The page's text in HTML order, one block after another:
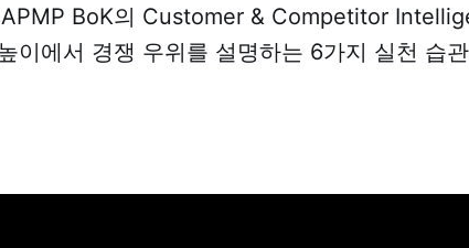
BoK의 Customer & Competitor
이에서 경쟁 우위를 설명하는 6가지 실천 습